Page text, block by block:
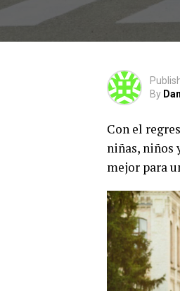
By
Con el
niñas, niños
mejor para